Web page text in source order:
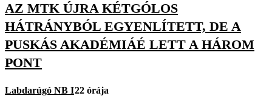
AZ MTK ÚJRA KÉTGÓLOS
HÁTRÁNYBÓL EGYENLÍTETT, DE A
PUSKÁS AKADÉMIÁÉ LETT A HÁROM
PONT
Labdarúgó NB I22 órája